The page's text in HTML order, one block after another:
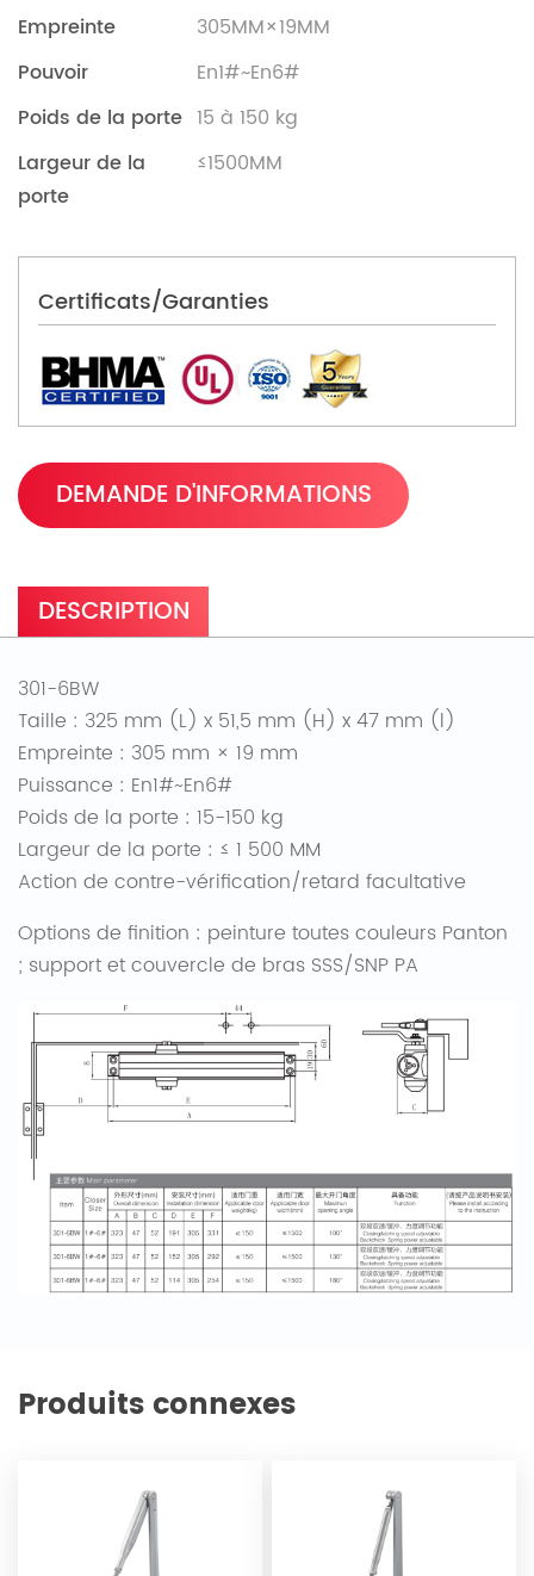
Empreinte
305MM×19MM
Pouvoir
En1#~En6#
Poids de la porte 15 à 150 kg
Largeur de la
porte
≤1500MM
Certificats/Garanties
DEMANDE D'INFORMATIONS
DESCRIPTION
301-6BW
Taille : 325 mm (L) x 51,5 mm (H) x 47 mm (l)
Empreinte : 305 mm × 19 mm
Puissance : En1#~En6#
Poids de la porte : 15-150 kg
Largeur de la porte : ≤ 1 500 MM
Action de contre-vérification/retard facultative
Options de finition : peinture toutes couleurs Panton
; support et couvercle de bras SSS/SNP PA
Produits connexes